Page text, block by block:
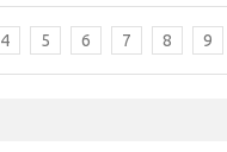
4 5 6 7 8 9